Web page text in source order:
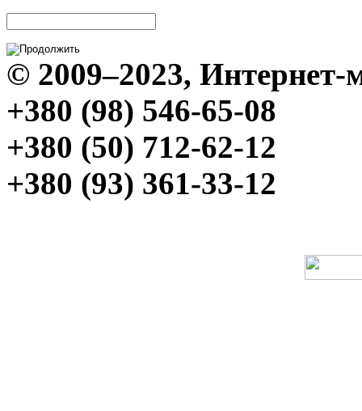
© 2009–2023,
+380 (98) 546-65-08
+380 (50) 712-62-12
+380 (93) 361-33-12